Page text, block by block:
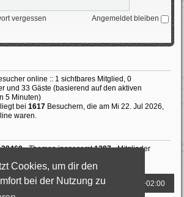
Cookies, um dir den
bei der Nutzung zu
vergessen Angemeldet bleiben
online :: 1 sichtbares Mitglied, 0
und 33 Gäste (basierend auf den aktiven
5 Minuten)
bei 1617 Besuchern, die am Mi 22. Jul 2026,
waren.
• Themen insgesamt1397• Mitglieder
Alle Zeiten sind UTC+02:00